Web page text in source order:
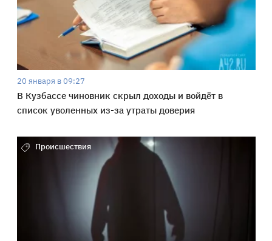
20 января в 09:27
В Кузбассе чиновник скрыл доходы и войдёт в
список уволенных из-за утраты доверия
Происшествия